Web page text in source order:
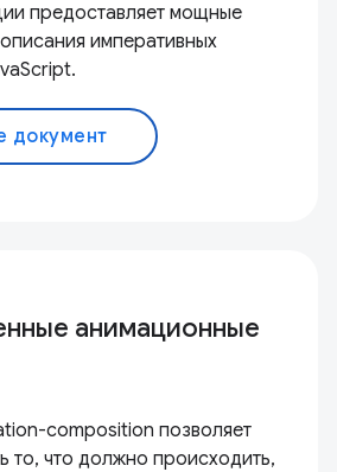
предоставляет мощные
императивных
документ
анимационные
composition позволяет
то, что должно происходить,